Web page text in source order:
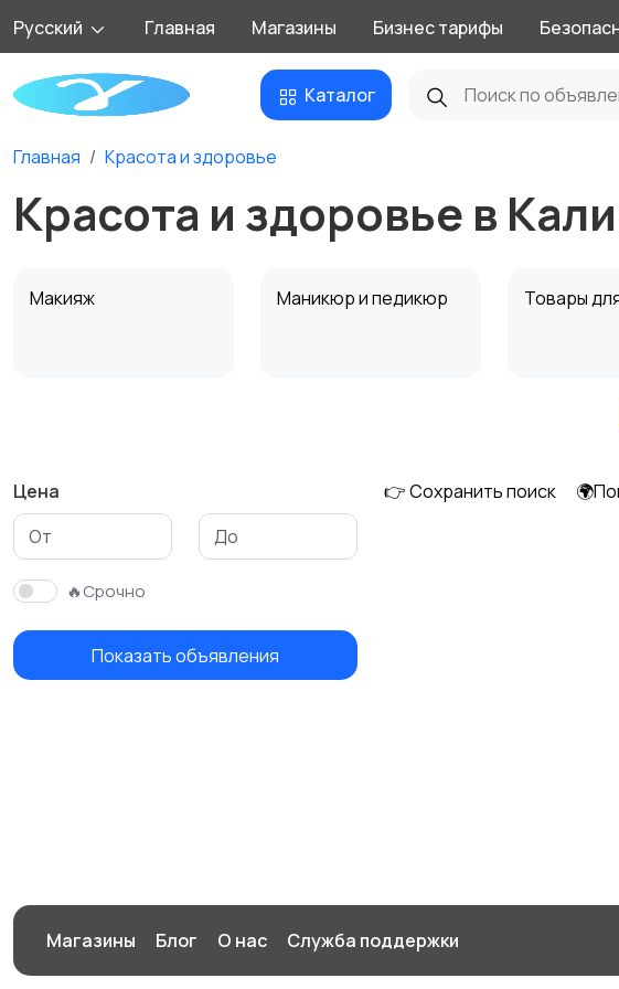
Русский Главная Магазины Бизнес тарифы
Каталог
Главная Красота и здоровье
Красота и здоровье в
Макияж Маникюр и педикюр Товары
Тату и
Цена
🔥Срочно
Показать объявления
👉 Сохранить поиск
Магазины Блог О нас Служба поддержки